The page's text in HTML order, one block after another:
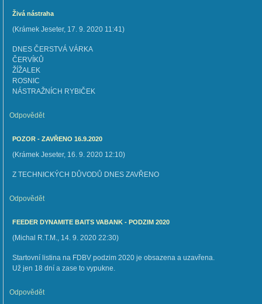
Živá nástraha
(Krámek Jeseter, 17. 9. 2020 11:41)
DNES ČERSTVÁ VÁRKA
ČERVÍKŮ
ŽÍŽALEK
ROSNIC
NÁSTRAŽNÍCH RYBIČEK
Odpovědět
POZOR - ZAVŘENO 16.9.2020
(Krámek Jeseter, 16. 9. 2020 12:10)
Z TECHNICKÝCH DŮVODŮ DNES ZAVŘENO
Odpovědět
FEEDER DYNAMITE BAITS VABANK - PODZIM 2020
(Michal R.T.M., 14. 9. 2020 22:30)
Startovní listina na FDBV podzim 2020 je obsazena a uzavřena.
Už jen 18 dní a zase to vypukne.
Odpovědět